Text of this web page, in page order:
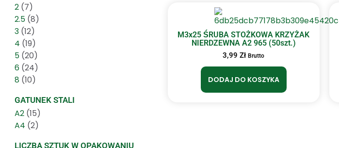
2 (7)
2.5 (8)
3 (12)
4 (19)
5 (20)
6 (24)
8 (10)
GATUNEK STALI
A2 (15)
A4 (2)
LICZBA SZTUK W OPAKOWANIU
M3x25 ŚRUBA STOŻKOWA KRZYŻAK
NIERDZEWNA A2 965 (50szt.)
3,99Zł Brutto
DODAJ DO KOSZYKA